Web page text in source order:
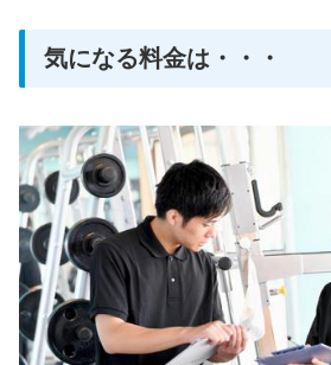
気になる料金は・・・